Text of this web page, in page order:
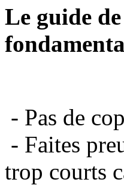
Le guide
- Pas de
- Faites
trop courts